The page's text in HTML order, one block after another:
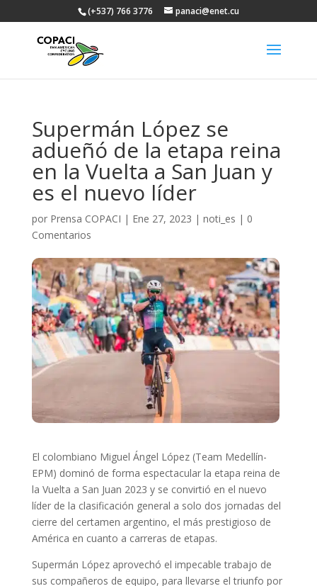
(+537) 766 3776 panaci@enet.cu
Supermán López se
adueñó de la etapa reina
en la Vuelta a San Juan y
es el nuevo líder
por Prensa COPACI | Ene 27, 2023 | noti_es | 0
Comentarios
El colombiano Miguel Ángel López (Team Medellín-
EPM) dominó de forma espectacular la etapa reina de
la Vuelta a San Juan 2023 y se convirtió en el nuevo
líder de la clasificación general a solo dos jornadas del
cierre del certamen argentino, el más prestigioso de
América en cuanto a carreras de etapas.
Supermán López aprovechó el impecable trabajo de
sus compañeros de equipo, para llevarse el triunfo por